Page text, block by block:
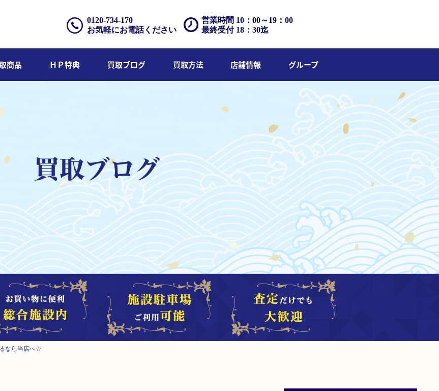
営業時間 10：00～19：00
最終受付 18：30迄
0120-734-170
お気軽にお電話ください
商品 ＨＰ特典 買取ブログ 買取方法 店舗情報 グループ
なら当店へ☆